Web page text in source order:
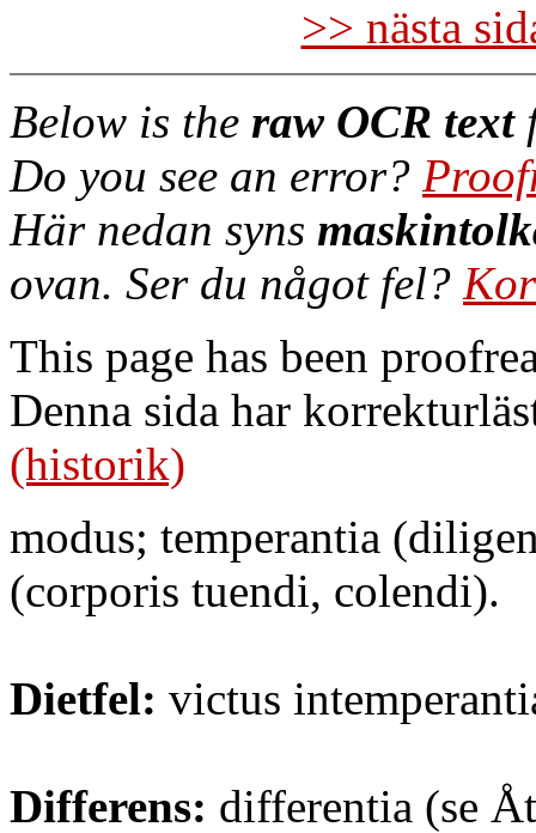
>> nästa
Below is the raw OCR text
Do you see an error?
Här nedan syns
ovan. Ser du något fel?
This page has been
Denna sida har
(historik)
modus; temperantia
(corporis tuendi, colendi).
Dietfel: victus
Differens: differentia (se